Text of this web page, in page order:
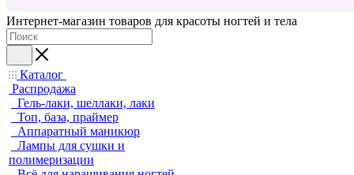
Интернет-магазин товаров для красоты ногтей и тела
Каталог
Распродажа
Гель-лаки, шеллаки, лаки
Топ, база, праймер
Аппаратный маникюр
Лампы для сушки и
полимеризации